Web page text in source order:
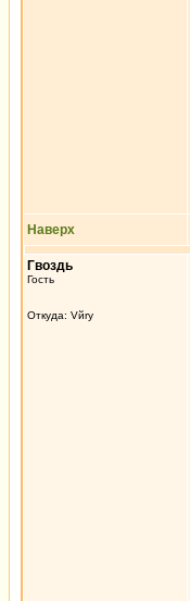
Наверх
Гвоздь
Гость
Откуда: Vйry